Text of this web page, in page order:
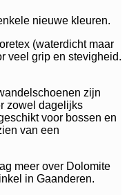
nieuwe kleuren.
(waterdicht maar
veel grip en stevigheid.
zijn
zowel dagelijks
voor bossen en
van een
meer over Dolomite
in Gaanderen.